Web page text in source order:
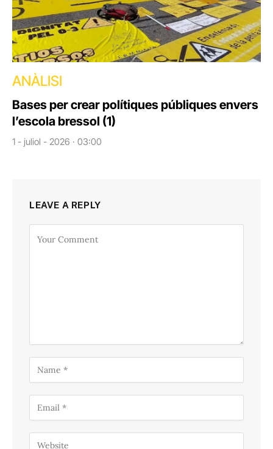
ANÀLISI
Bases per crear polítiques públiques envers
l’escola bressol (1)
1 - juliol - 2026 · 03:00
LEAVE A REPLY